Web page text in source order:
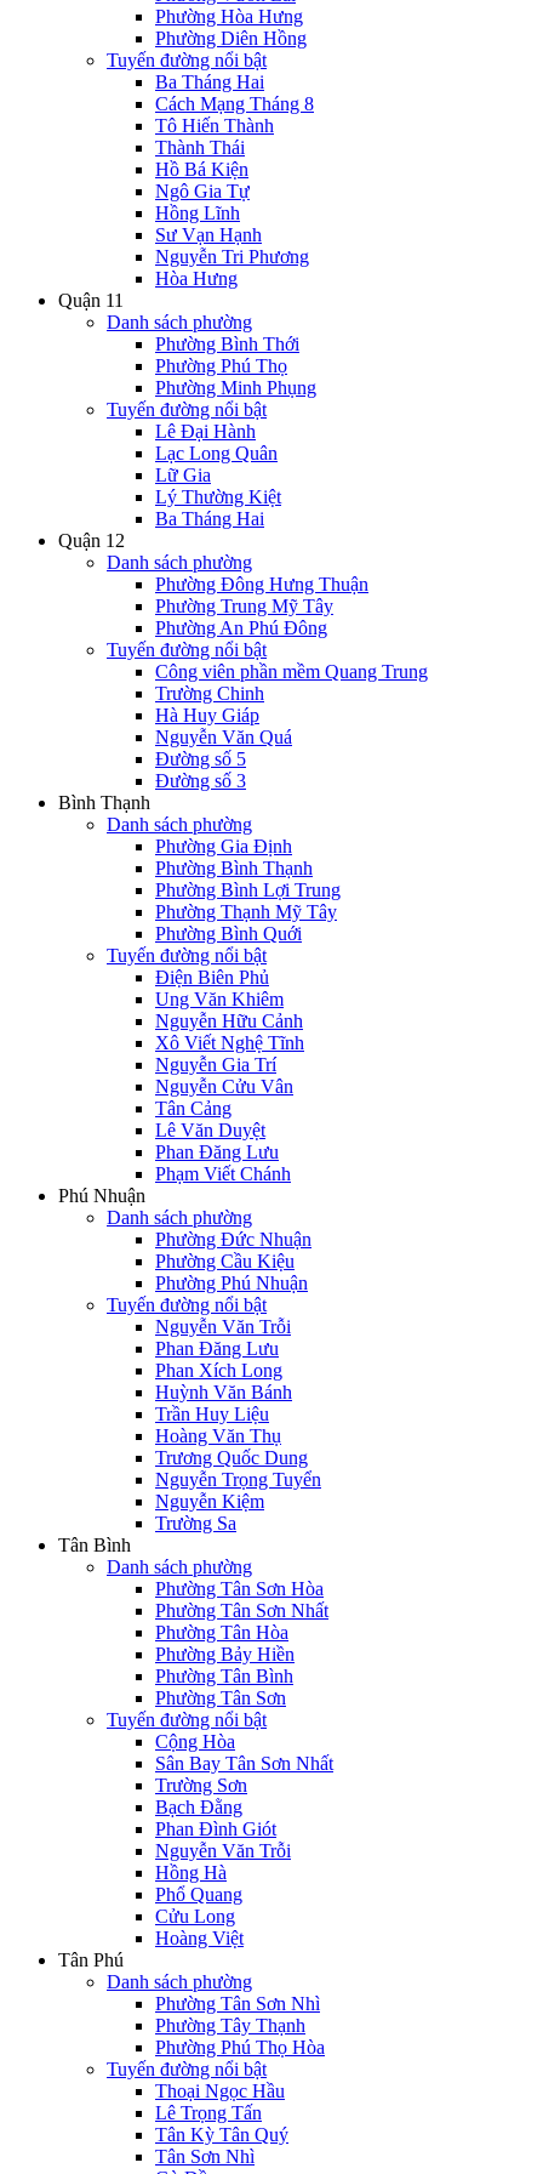
Phường Hòa Hưng
Phường Diên Hồng
Tuyến đường nổi bật
Ba Tháng Hai
Cách Mạng Tháng 8
Tô Hiến Thành
Thành Thái
Hồ Bá Kiện
Ngô Gia Tự
Hồng Lĩnh
Sư Vạn Hạnh
Nguyễn Tri Phương
Hòa Hưng
Quận 11
Danh sách phường
Phường Bình Thới
Phường Phú Thọ
Phường Minh Phụng
Tuyến đường nổi bật
Lê Đại Hành
Lạc Long Quân
Lữ Gia
Lý Thường Kiệt
Ba Tháng Hai
Quận 12
Danh sách phường
Phường Đông Hưng Thuận
Phường Trung Mỹ Tây
Phường An Phú Đông
Tuyến đường nổi bật
Công viên phần mềm Quang Trung
Trường Chinh
Hà Huy Giáp
Nguyễn Văn Quá
Đường số 5
Đường số 3
Bình Thạnh
Danh sách phường
Phường Gia Định
Phường Bình Thạnh
Phường Bình Lợi Trung
Phường Thạnh Mỹ Tây
Phường Bình Quới
Tuyến đường nổi bật
Điện Biên Phủ
Ung Văn Khiêm
Nguyễn Hữu Cảnh
Xô Viết Nghệ Tĩnh
Nguyễn Gia Trí
Nguyễn Cửu Vân
Tân Cảng
Lê Văn Duyệt
Phan Đăng Lưu
Phạm Viết Chánh
Phú Nhuận
Danh sách phường
Phường Đức Nhuận
Phường Cầu Kiệu
Phường Phú Nhuận
Tuyến đường nổi bật
Nguyễn Văn Trỗi
Phan Đăng Lưu
Phan Xích Long
Huỳnh Văn Bánh
Trần Huy Liệu
Hoàng Văn Thụ
Trương Quốc Dung
Nguyễn Trọng Tuyển
Nguyễn Kiệm
Trường Sa
Tân Bình
Danh sách phường
Phường Tân Sơn Hòa
Phường Tân Sơn Nhất
Phường Tân Hòa
Phường Bảy Hiền
Phường Tân Bình
Phường Tân Sơn
Tuyến đường nổi bật
Cộng Hòa
Sân Bay Tân Sơn Nhất
Trường Sơn
Bạch Đằng
Phan Đình Giót
Nguyễn Văn Trỗi
Hồng Hà
Phổ Quang
Cửu Long
Hoàng Việt
Tân Phú
Danh sách phường
Phường Tân Sơn Nhì
Phường Tây Thạnh
Phường Phú Thọ Hòa
Tuyến đường nổi bật
Thoại Ngọc Hầu
Lê Trọng Tấn
Tân Kỳ Tân Quý
Tân Sơn Nhì